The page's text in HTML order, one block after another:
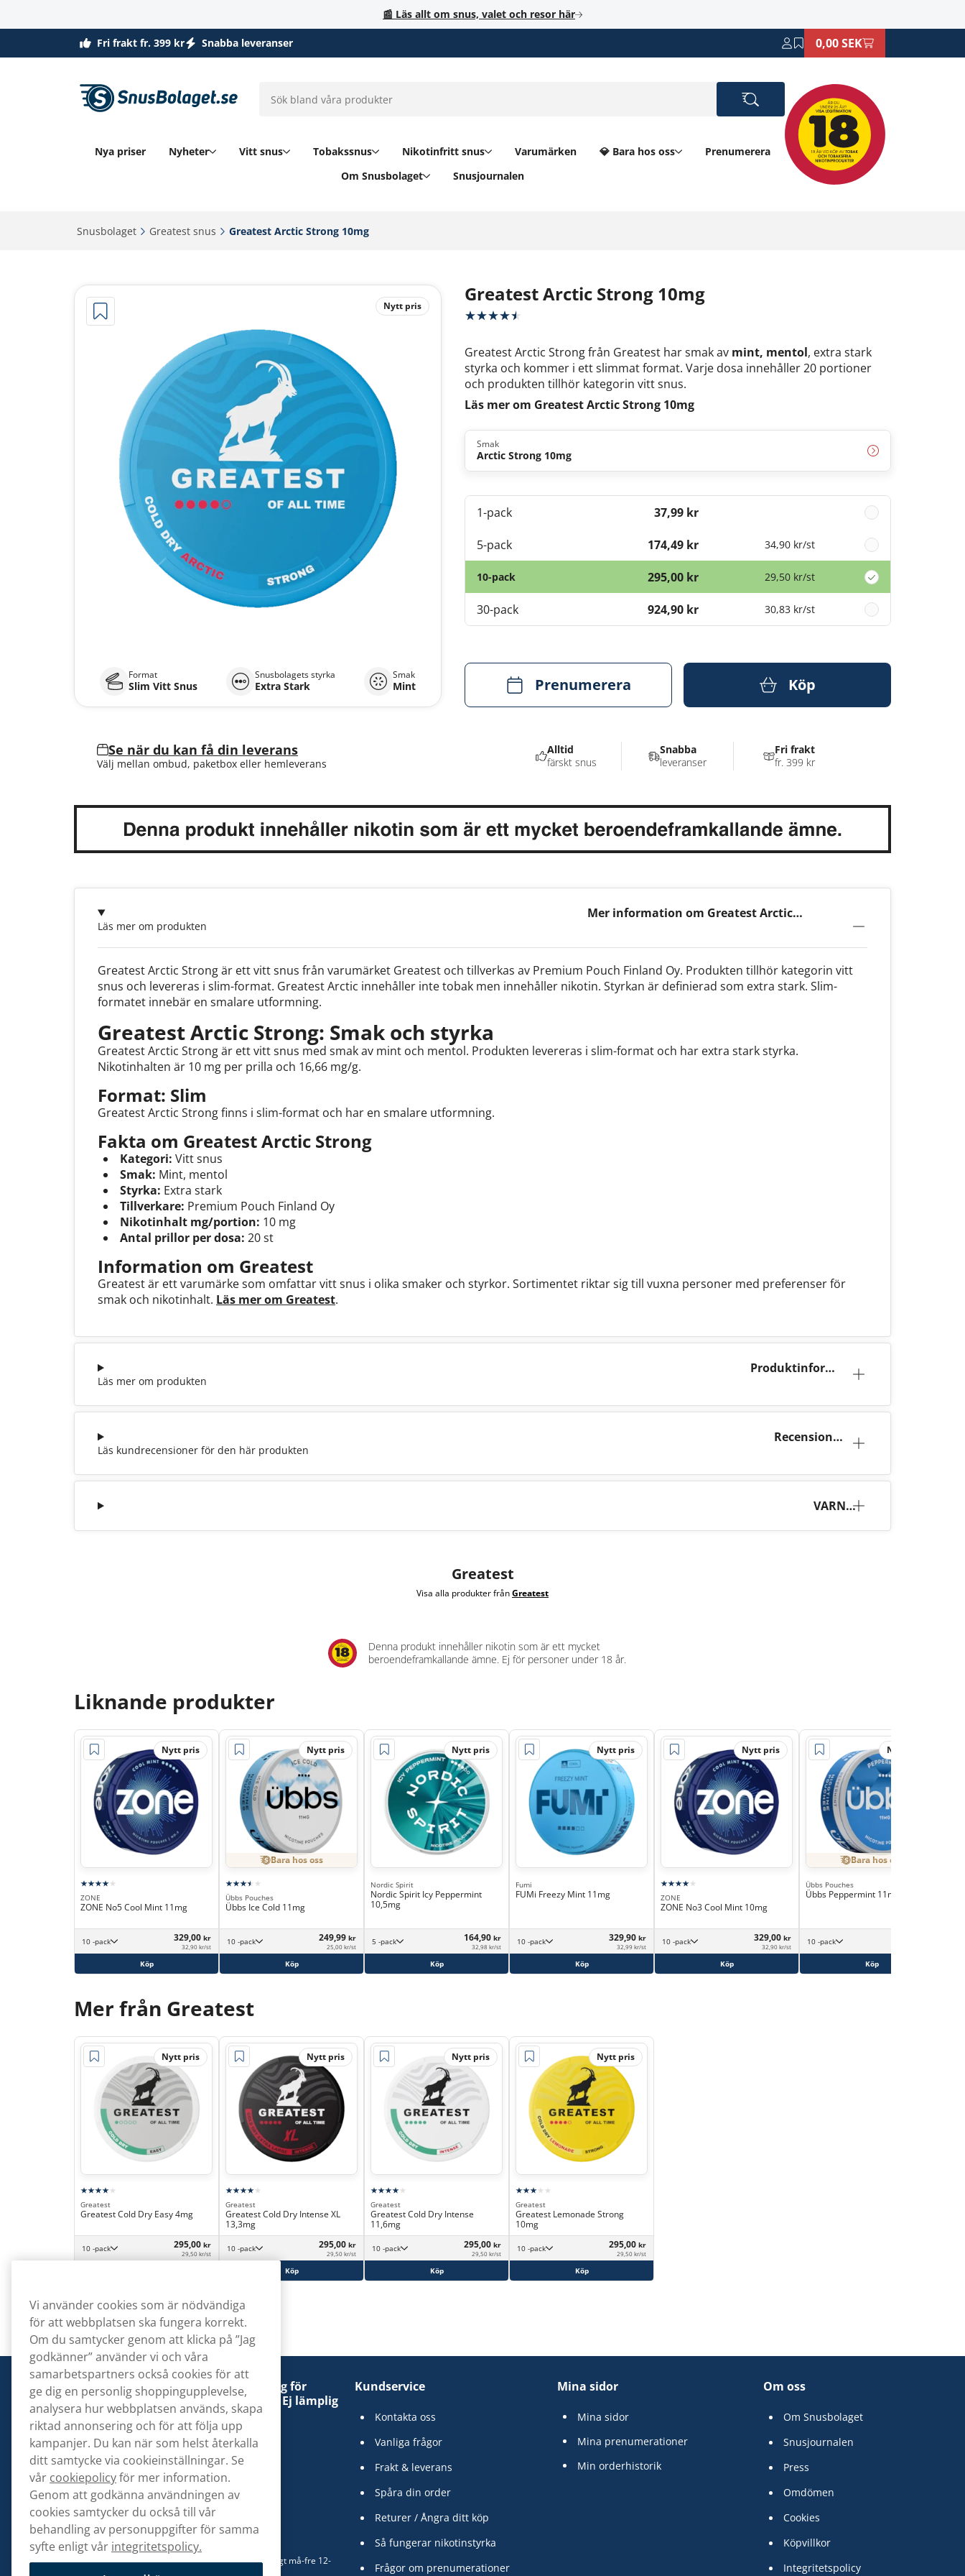
📰 Läs allt om snus, valet och resor här
Fri frakt fr. 399 kr Snabba leveranser 0,00 SEK
Nya priser Nyheter Vitt snus Tobakssnus Nikotinfritt snus Varumärken 💎 Bara hos oss
Prenumerera
Om Snusbolaget
Snusjournalen
Snusbolaget‎ Greatest snus‎ Greatest Arctic Strong 10mg‎
Nytt pris
Greatest Arctic Strong 10mg
Greatest Arctic Strong från Greatest har smak av mint, mentol, extra stark
styrka och kommer i ett slimmat format. Varje dosa innehåller 20 portioner
och produkten tillhör kategorin vitt snus.
Läs mer om Greatest Arctic Strong 10mg
Format
Slim Vitt Snus
Snusbolagets styrka
Extra Stark
Smak
Mint
Smak
Arctic Strong 10mg
1-pack 37,99 kr
5-pack 174,49 kr 34,90 kr/st
10-pack 295,00 kr 29,50 kr/st
30-pack 924,90 kr 30,83 kr/st
Prenumerera Köp
Se när du kan få din leverans
Välj mellan ombud, paketbox eller hemleverans
Mer information om Greatest Arctic
Läs mer om produkten
Greatest Arctic Strong är ett vitt snus från varumärket Greatest och tillverkas av Premium Pouch Finland Oy. Produkten tillhör kategorin vitt
snus och levereras i slim-format. Greatest Arctic innehåller inte tobak men innehåller nikotin. Styrkan är definierad som extra stark. Slim-
formatet innebär en smalare utformning.
Greatest Arctic Strong: Smak och styrka
Greatest Arctic Strong är ett vitt snus med smak av mint och mentol. Produkten levereras i slim-format och har extra stark styrka.
Nikotinhalten är 10 mg per prilla och 16,66 mg/g.
Format: Slim
Greatest Arctic Strong finns i slim-format och har en smalare utformning.
Fakta om Greatest Arctic Strong
Kategori: Vitt snus
Smak: Mint, mentol
Styrka: Extra stark
Tillverkare: Premium Pouch Finland Oy
Nikotinhalt mg/portion: 10 mg
Antal prillor per dosa: 20 st
Information om Greatest
Greatest är ett varumärke som omfattar vitt snus i olika smaker och styrkor. Sortimentet riktar sig till vuxna personer med preferenser för
smak och nikotinhalt. Läs mer om Greatest.
Produktinforma
Läs mer om produkten
Recensioner
Läs kundrecensioner för den här produkten
VARNI
Greatest
Visa alla produkter frånGreatest
Alltid
färskt snus
Snabba
leveranser
Fri frakt
fr. 399 kr
Denna produkt innehåller nikotin som är ett mycket
beroendeframkallande ämne. Ej för personer under 18 år.
Liknande produkter
Nytt pris
ZONE
ZONE No5 Cool Mint 11mg
10 -pack 329,00 kr
32,90 kr/st
Köp
Nytt pris
Bara hos oss
Übbs Pouches
Übbs Ice Cold 11mg
10 -pack 249,99 kr
25,00 kr/st
Köp
Nytt pris
Nordic Spirit
Nordic Spirit Icy Peppermint
10,5mg
5 -pack 164,90 kr
32,98 kr/st
Köp
Nytt pris
Fumi
FUMi Freezy Mint 11mg
10 -pack 329,90 kr
32,99 kr/st
Köp
Nytt pris
ZONE
ZONE No3 Cool Mint 10mg
10 -pack 329,00 kr
32,90 kr/st
Köp
Nytt pris
Bara hos oss
Übbs Pouches
Übbs Peppermint 11mg
10 -pack
Köp
Mer från Greatest
Nytt pris
Greatest
Greatest Cold Dry Easy 4mg
10 -pack 295,00 kr
29,50 kr/st
Nytt pris
Greatest
Greatest Cold Dry Intense XL
13,3mg
10 -pack 295,00 kr
29,50 kr/st
Köp
Nytt pris
Greatest
Greatest Cold Dry Intense
11,6mg
10 -pack 295,00 kr
29,50 kr/st
Köp
Nytt pris
Greatest
Greatest Lemonade Strong
10mg
10 -pack 295,00 kr
29,50 kr/st
Köp
Denna tobaksprodukt kan vara skadlig för
hälsan och är beroendeframkallande. Ej lämplig
för personer under 18 år.
Kontakta oss
hej@snusbolaget.se
08 517 910 94
Mån-Tor 8.00-17.00 | Fre 9.00-17.00 | (Lunchstängt må-fre 12-
Kundservice
Kontakta oss
Vanliga frågor
Frakt & leverans
Spåra din order
Returer / Ångra ditt köp
Så fungerar nikotinstyrka
Frågor om prenumerationer
Mina sidor
Mina sidor
Mina prenumerationer
Min orderhistorik
Om oss
Om Snusbolaget
Snusjournalen
Press
Omdömen
Cookies
Köpvillkor
Integritetspolicy
Vi använder cookies som är nödvändiga
för att webbplatsen ska fungera korrekt.
Om du samtycker genom att klicka på ”Jag
godkänner” använder vi och våra
samarbetspartners också cookies för att
ge dig en personlig shoppingupplevelse,
analysera hur webbplatsen används, skapa
riktad annonsering och för att följa upp
kampanjer. Du kan när som helst återkalla
ditt samtycke via cookieinställningar. Se
vår cookiepolicyför mer information.
Genom att godkänna användningen av
cookies samtycker du också till vår
behandling av personuppgifter för samma
syfte enligt vår integritetspolicy.